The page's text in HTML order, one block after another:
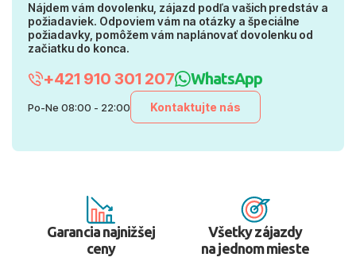
Nájdem vám dovolenku, zájazd podľa vašich predstáv a
požiadaviek. Odpoviem vám na otázky a špeciálne
požiadavky, pomôžem vám naplánovať dovolenku od
začiatku do konca.
+421 910 301 207 WhatsApp
Po-Ne 08:00 - 22:00 Kontaktujte nás
Garancia najnižšej
ceny
Všetky zájazdy
na jednom mieste